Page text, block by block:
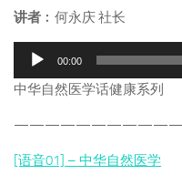
讲者 ︰何永庆 社长
播
00:00
中华自然医学话健康系列
[语音01] – 中华自然医学